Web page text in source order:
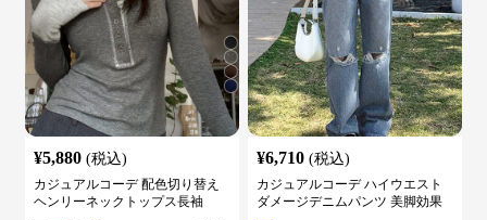
¥5,880 (税込)
カジュアルコーデ 配色切り替え
ヘンリーネックトップス長袖
¥6,710 (税込)
カジュアルコーデ ハイウエスト
ダメージデニムパンツ 美脚効果